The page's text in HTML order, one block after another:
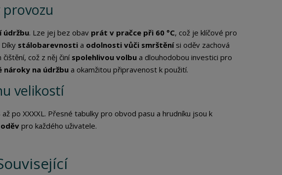
údržbu. Lze jej bez obav prát v pračce při 60 °C, což je klíčové pro
stálobarevnosti a odolnosti vůči smrštěnísi oděv zachová
což z něj činíspolehlivou volbu a dlouhodobou investici pro
nároky na údržbu a okamžitou připravenost k použití.
velikostí
až po XXXXL. Přesné tabulky pro obvod pasu a hrudníku jsou k
pro každého uživatele.